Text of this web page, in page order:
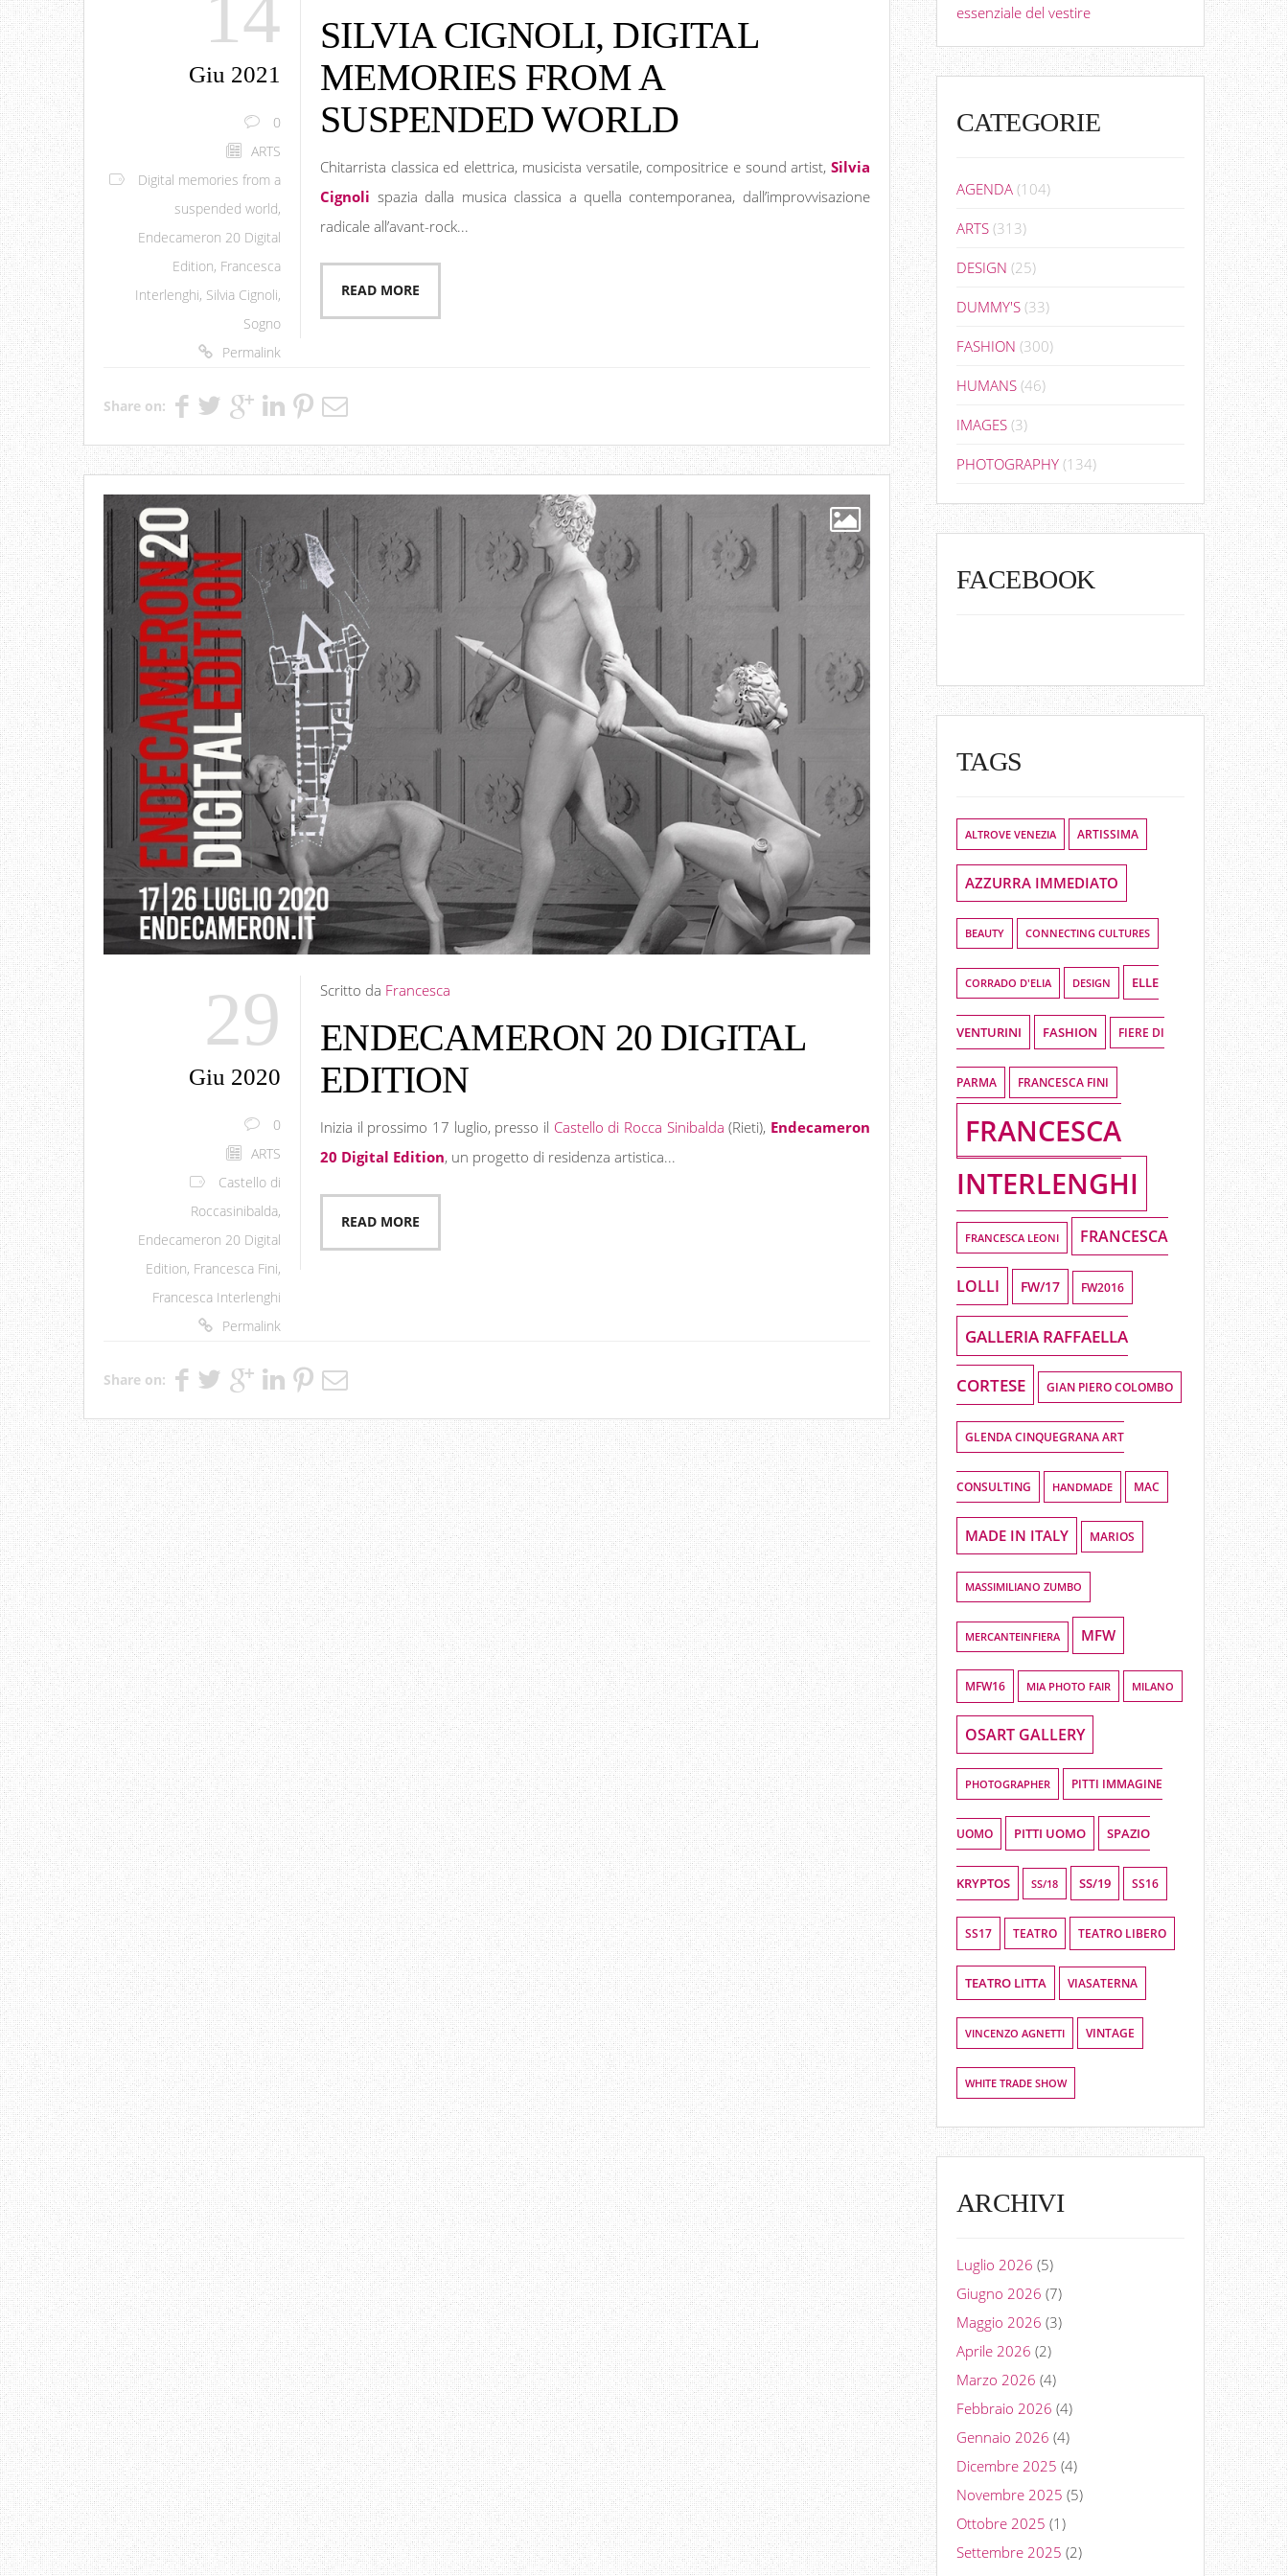
Giu 2021
0
ARTS
Digital memories from a
suspended world,
Endecameron 20 Digital
Edition, Francesca
Interlenghi, Silvia Cignoli,
Sogno
Permalink
SILVIA CIGNOLI, DIGITAL
MEMORIES FROM A
SUSPENDED WORLD
Chitarrista classica ed elettrica, musicista versatile, compositrice e sound artist, Silvia
Cignoli spazia dalla musica classica a quella contemporanea, dall’improvvisazione
radicale all’avant-rock...
READ MORE
Share on:
29
Giu 2020
0
ARTS
Castello di
Roccasinibalda,
Endecameron 20 Digital
Edition, Francesca Fini,
Francesca Interlenghi
Permalink
Scritto da Francesca
ENDECAMERON 20 DIGITAL
EDITION
Inizia il prossimo 17 luglio, presso il Castello di Rocca Sinibalda (Rieti), Endecameron
20 Digital Edition, un progetto di residenza artistica...
READ MORE
Share on:
essenziale del vestire
CATEGORIE
AGENDA (104)
ARTS (313)
DESIGN (25)
DUMMY'S (33)
FASHION (300)
HUMANS (46)
IMAGES (3)
PHOTOGRAPHY (134)
FACEBOOK
TAGS
ALTROVE VENEZIA ARTISSIMA
AZZURRA IMMEDIATO
BEAUTY CONNECTING CULTURES
CORRADO D'ELIA DESIGN ELLE
VENTURINI FASHION FIERE DI
PARMA FRANCESCA FINI
FRANCESCA
INTERLENGHI
FRANCESCA LEONI FRANCESCA
LOLLI FW/17 FW2016
GALLERIA RAFFAELLA
CORTESE GIAN PIERO COLOMBO
GLENDA CINQUEGRANA ART
CONSULTING HANDMADE MAC
MADE IN ITALY MARIOS
MASSIMILIANO ZUMBO
MERCANTEINFIERA MFW
MFW16 MIA PHOTO FAIR MILANO
OSART GALLERY
PHOTOGRAPHER PITTI IMMAGINE
UOMO PITTI UOMO SPAZIO
KRYPTOS SS/18 SS/19 SS16
SS17 TEATRO TEATRO LIBERO
TEATRO LITTA VIASATERNA
VINCENZO AGNETTI VINTAGE
WHITE TRADE SHOW
ARCHIVI
Luglio 2026 (5)
Giugno 2026 (7)
Maggio 2026 (3)
Aprile 2026 (2)
Marzo 2026 (4)
Febbraio 2026 (4)
Gennaio 2026 (4)
Dicembre 2025 (4)
Novembre 2025 (5)
Ottobre 2025 (1)
Settembre 2025 (2)